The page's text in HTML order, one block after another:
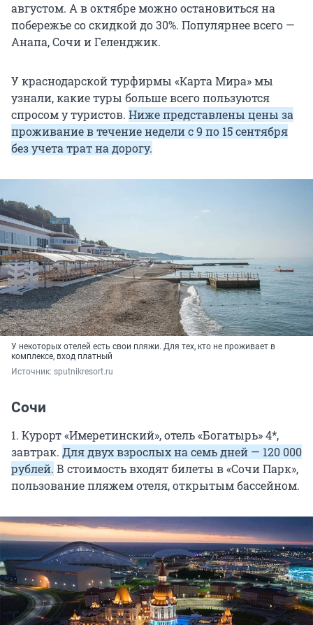
августом. А в октябре можно остановиться на
побережье со скидкой до 30%. Популярнее всего —
Анапа, Сочи и Геленджик.
У краснодарской турфирмы «Карта Мира» мы
узнали, какие туры больше всего пользуются
спросом у туристов. Ниже представлены цены за
проживание в течение недели с 9 по 15 сентября
без учета трат на дорогу.
У некоторых отелей есть свои пляжи. Для тех, кто не проживает в
комплексе, вход платный
Источник: sputnikresort.ru
Сочи
1. Курорт «Имеретинский», отель «Богатырь» 4*,
завтрак. Для двух взрослых на семь дней — 120 000
рублей. В стоимость входят билеты в «Сочи Парк»,
пользование пляжем отеля, открытым бассейном.